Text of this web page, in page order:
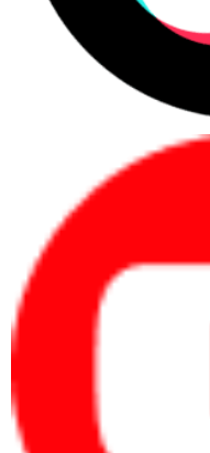
Độ bền và
Brother có thiết
ổn định. Điều
tốt trong thời
Tuy nhiều ưu điểm hữu
nhược điểm ta có thể nói tới
Giá thành
thành khá cao
phân khúc
doanh nghiệp
dùng cá nhân có
Khả năng
Brother chỉ hỗ
màu. Điều này
hoặc hình ảnh
khác có khả